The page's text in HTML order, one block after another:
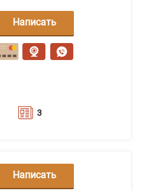
3
Написать
сообщение
Написать